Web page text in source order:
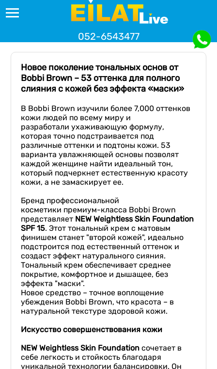
052-6543477
Новое поколение тональных основ от
Bobbi Brown – 53 оттенка для полного
слияния с кожей без эффекта «маски»
В Bobbi Brown изучили более 7,000 оттенков
кожи людей по всему миру и
разработали ухаживающую формулу,
которая точно подстраивается под
различные оттенки и подтоны кожи. 53
варианта увлажняющей основы позволят
каждой женщине найти идеальный тон,
который подчеркнет естественную красоту
кожи, а не замаскирует ее.
Бренд профессиональной
косметики премиум-класса Bobbi Brown
представляет NEW WeightlessSkin Foundation
SPF 15. Этот тональный крем с матовым
финишем станет "второй кожей", идеально
подстроится под естественный оттенок и
создаст эффект натурального сияния.
Тональный крем обеспечивает среднее
покрытие, комфортное и дышащее, без
эффекта "маски".
Новое средство – точное воплощение
убеждения Bobbi Brown, что красота – в
натуральной текстуре здоровой кожи.
Искусство совершенствования кожи
NEW Weightless Skin Foundation сочетает в
себе легкость и стойкость благодаря
уникальной технологии балансировки. Он